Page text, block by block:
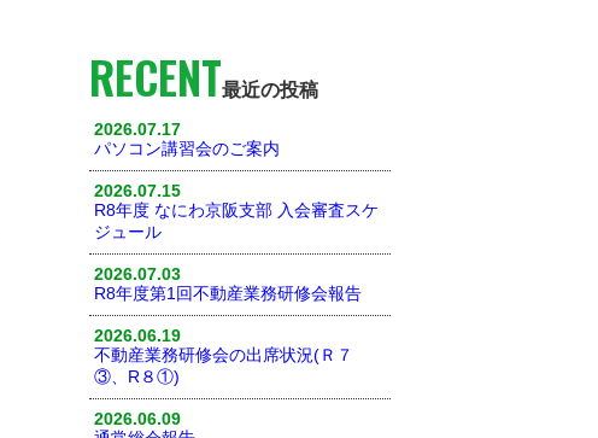
RECENT最近の投稿
2026.07.17
パソコン講習会のご案内
2026.07.15
R8年度 なにわ京阪支部 入会審査スケ
ジュール
2026.07.03
R8年度第1回不動産業務研修会報告
2026.06.19
不動産業務研修会の出席状況(Ｒ７
③、R８①)
2026.06.09